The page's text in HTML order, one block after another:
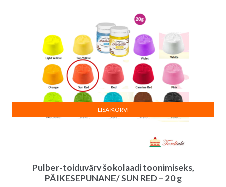
Pulber-toiduvärv šokolaadi toonimiseks,
PÄIKESEPUNANE/ SUN RED – 20 g
LISA KORVI